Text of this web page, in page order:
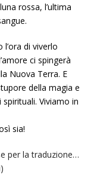
rossa, l’ultima
di viverlo
ci spingerà
Nuova Terra. E
della magia e
Viviamo in
sia!
per la traduzione…